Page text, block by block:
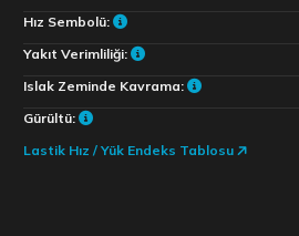
Hız Sembolü:
Yakıt Verimliliği:
Islak Zeminde Kavrama:
Gürültü:
Lastik Hız / Yük Endeks Tablosu